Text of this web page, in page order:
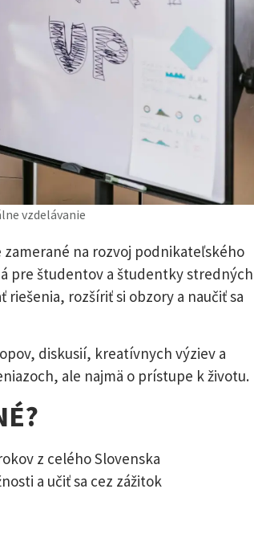
vzdelávanie
na rozvoj podnikateľského
pre študentov a študentky stredných
rozšíriť si obzory a naučiť sa
diskusií, kreatívnych výziev a
ale najmä o prístupe k životu.
z celého Slovenska
a učiť sa cez zážitok